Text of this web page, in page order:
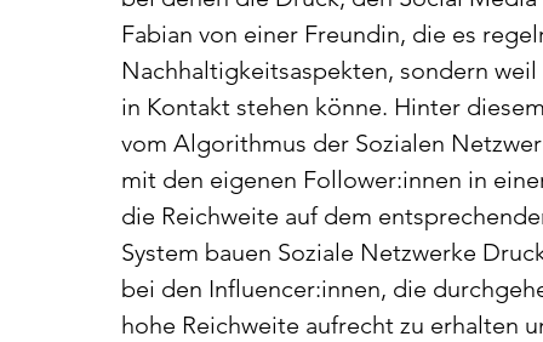
Fabian von einer Freundin, die es
Nachhaltigkeitsaspekten, sondern
in Kontakt stehen könne. Hinter
vom Algorithmus der Sozialen
mit den eigenen Follower:innen in
die Reichweite auf dem
System bauen Soziale Netzwerke
bei den Influencer:innen, die
hohe Reichweite aufrecht zu erhalten